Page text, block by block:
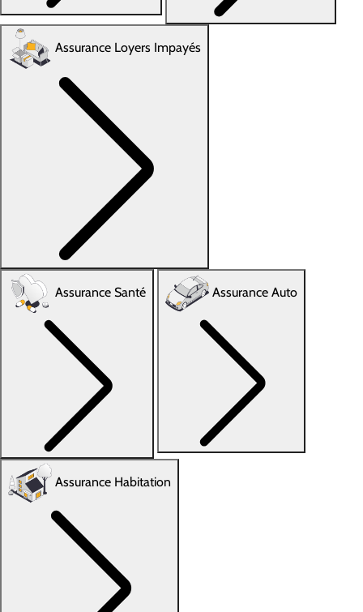
Assurance Loyers Impayés
Assurance Santé Assurance Auto
Assurance Habitation